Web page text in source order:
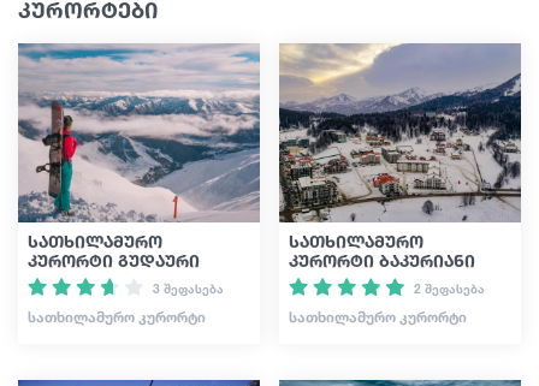
კურორტები
სათხილამურო
კურორტი გუდაური
3 შეფასება
ᲡᲐᲗᲮᲘᲚᲐᲛᲣᲠᲝ ᲙᲣᲠᲝᲠᲢᲘ
სათხილამურო
კურორტი ბაკურიანი
2 შეფასება
ᲡᲐᲗᲮᲘᲚᲐᲛᲣᲠᲝ ᲙᲣᲠᲝᲠᲢᲘ